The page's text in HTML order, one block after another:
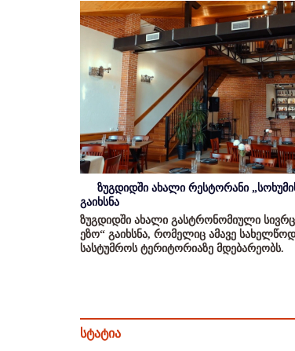
ზუგდიდში ახალი რესტორანი
გაიხსნა
ზუგდიდში ახალი გასტრონომიული
ეზო“ გაიხსნა, რომელიც ამავე
სასტუმროს ტერიტორიაზე მდებარეობს.
სტატია